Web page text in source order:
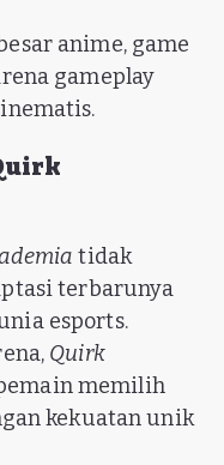
anime, game
gameplay
tidak
terbarunya
esports.
Quirk
memilih
kekuatan unik